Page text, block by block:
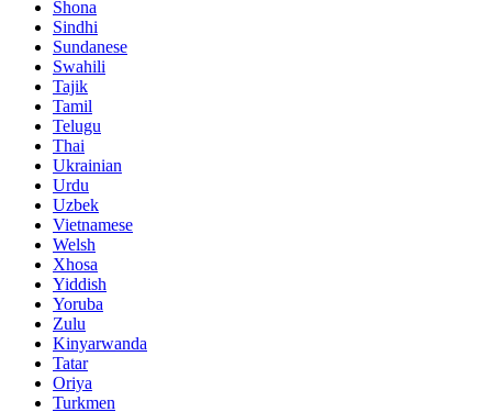
Shona
Sindhi
Sundanese
Swahili
Tajik
Tamil
Telugu
Thai
Ukrainian
Urdu
Uzbek
Vietnamese
Welsh
Xhosa
Yiddish
Yoruba
Zulu
Kinyarwanda
Tatar
Oriya
Turkmen